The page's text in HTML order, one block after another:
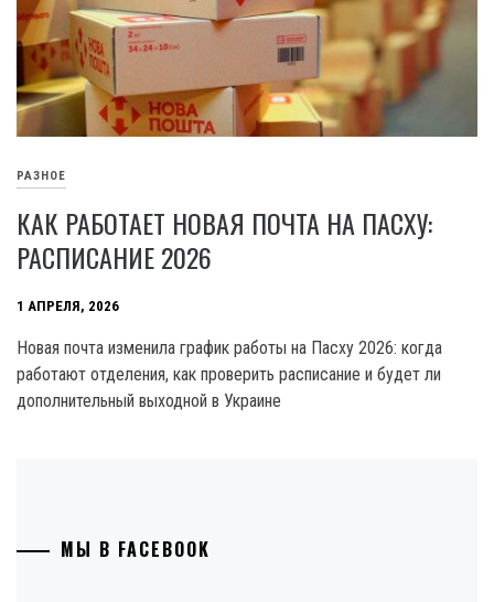
РАЗНОЕ
КАК РАБОТАЕТ НОВАЯ ПОЧТА НА ПАСХУ:
РАСПИСАНИЕ 2026
1 АПРЕЛЯ, 2026
Новая почта изменила график работы на Пасху 2026: когда
работают отделения, как проверить расписание и будет ли
дополнительный выходной в Украине
МЫ В FACEBOOK